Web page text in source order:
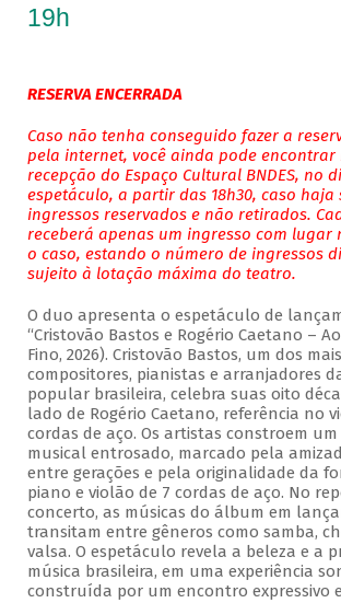
19h
RESERVA ENCERRADA
Caso não tenha conseguido fazer a
pela internet, você ainda pode encontrar
recepção do Espaço Cultural BNDES, no
espetáculo, a partir das 18h30, caso
ingressos reservados e não retirados.
receberá apenas um ingresso com lugar
o caso, estando o número de ingressos
sujeito à lotação máxima do teatro.
O duo apresenta o espetáculo de
“Cristovão Bastos e Rogério Caetano –
Fino, 2026). Cristovão Bastos, um dos
compositores, pianistas e arranjadores
popular brasileira, celebra suas oito
lado de Rogério Caetano, referência no
cordas de aço. Os artistas constroem
musical entrosado, marcado pela
entre gerações e pela originalidade da
piano e violão de 7 cordas de aço. No
concerto, as músicas do álbum em
transitam entre gêneros como samba,
valsa. O espetáculo revela a beleza e a
música brasileira, em uma experiência
construída por um encontro expressivo